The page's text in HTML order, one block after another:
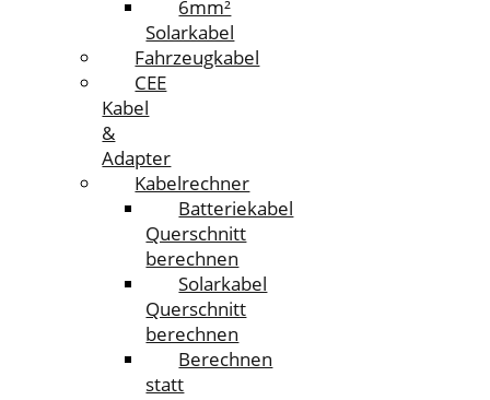
6mm²
Solarkabel
Fahrzeugkabel
CEE
Kabel
&
Adapter
Kabelrechner
Batteriekabel
Querschnitt
berechnen
Solarkabel
Querschnitt
berechnen
Berechnen
statt